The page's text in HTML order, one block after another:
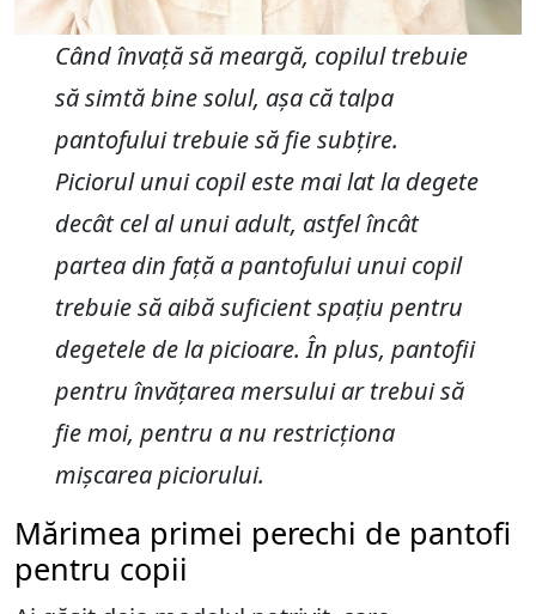
Când învață să meargă, copilul trebuie
să simtă bine solul, așa că talpa
pantofului trebuie să fie subțire.
Piciorul unui copil este mai lat la degete
decât cel al unui adult, astfel încât
partea din față a pantofului unui copil
trebuie să aibă suficient spațiu pentru
degetele de la picioare. În plus, pantofii
pentru învățarea mersului ar trebui să
fie moi, pentru a nu restricționa
mișcarea piciorului.
Mărimea primei perechi de pantofi
pentru copii